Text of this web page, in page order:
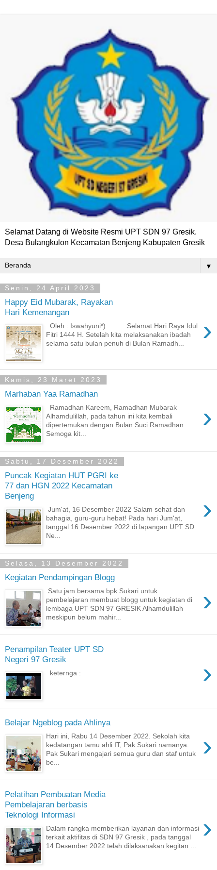
Selamat Datang di Website Resmi UPT SDN 97 Gresik.
Desa Bulangkulon Kecamatan Benjeng Kabupaten Gresik
▼
Senin, 24 April 2023
Happy Eid Mubarak, Rayakan
Hari Kemenangan
›
Oleh : Iswahyuni*) Selamat Hari Raya Idul
Fitri 1444 H. Setelah kita melaksanakan ibadah
selama satu bulan penuh di Bulan Ramadh...
Kamis, 23 Maret 2023
Marhaban Yaa Ramadhan
›
Ramadhan Kareem, Ramadhan Mubarak
Alhamdulillah, pada tahun ini kita kembali
dipertemukan dengan Bulan Suci Ramadhan.
Semoga kit...
Sabtu, 17 Desember 2022
Puncak Kegiatan HUT PGRI ke
77 dan HGN 2022 Kecamatan
Benjeng
›
Jum'at, 16 Desember 2022 Salam sehat dan
bahagia, guru-guru hebat! Pada hari Jum'at,
tanggal 16 Desember 2022 di lapangan UPT SD
Ne...
Selasa, 13 Desember 2022
Kegiatan Pendampingan Blogg
›
Satu jam bersama bpk Sukari untuk
pembelajaran membuat blogg untuk kegiatan di
lembaga UPT SDN 97 GRESIK Alhamdulillah
meskipun belum mahir...
Penampilan Teater UPT SD
Negeri 97 Gresik
›
keternga :
Belajar Ngeblog pada Ahlinya
›
Hari ini, Rabu 14 Desember 2022. Sekolah kita
kedatangan tamu ahli IT, Pak Sukari namanya.
Pak Sukari mengajari semua guru dan staf untuk
be...
Pelatihan Pembuatan Media
Pembelajaran berbasis
Teknologi Informasi
›
Dalam rangka memberikan layanan dan informasi
terkait aktifitas di SDN 97 Gresik , pada tanggal
14 Desember 2022 telah dilaksanakan kegitan ...